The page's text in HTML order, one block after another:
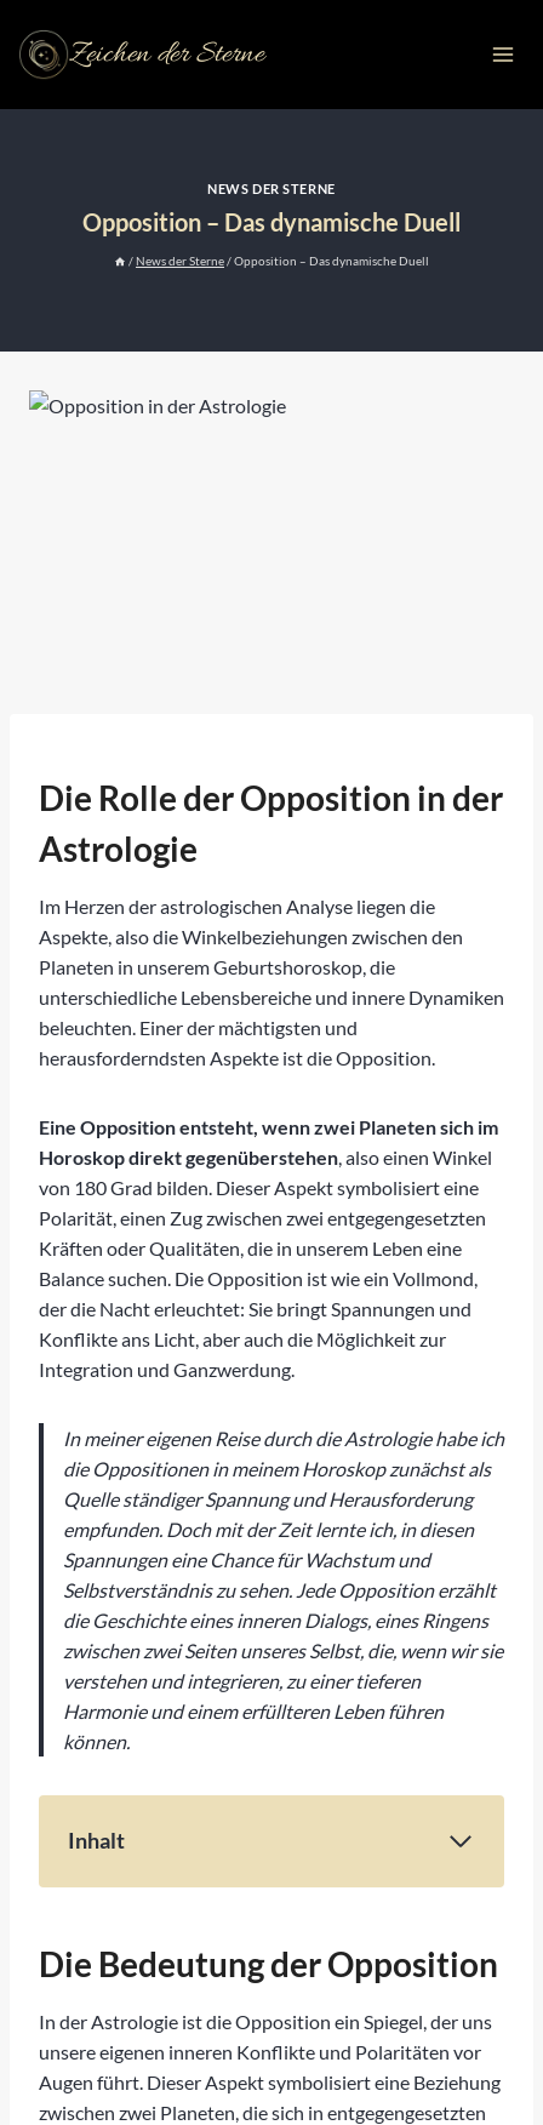
Inhalt
springenZeichen der Sterne
NEWS DER STERNE
Opposition – Das dynamische Duell
/News der Sterne/Opposition – Das dynamische Duell
Die Rolle der Opposition in der
Astrologie
Im Herzen der astrologischen Analyse liegen die
Aspekte, also die Winkelbeziehungen zwischen den
Planeten in unserem Geburtshoroskop, die
unterschiedliche Lebensbereiche und innere Dynamiken
beleuchten. Einer der mächtigsten und
herausforderndsten Aspekte ist die Opposition.
Eine Opposition entsteht, wenn zwei Planeten sich im
Horoskop direkt gegenüberstehen , also einen Winkel
von 180 Grad bilden. Dieser Aspekt symbolisiert eine
Polarität, einen Zug zwischen zwei entgegengesetzten
Kräften oder Qualitäten, die in unserem Leben eine
Balance suchen. Die Opposition ist wie ein Vollmond,
der die Nacht erleuchtet: Sie bringt Spannungen und
Konflikte ans Licht, aber auch die Möglichkeit zur
Integration und Ganzwerdung.
In meiner eigenen Reise durch die Astrologie habe ich
die Oppositionen in meinem Horoskop zunächst als
Quelle ständiger Spannung und Herausforderung
empfunden. Doch mit der Zeit lernte ich, in diesen
Spannungen eine Chance für Wachstum und
Selbstverständnis zu sehen. Jede Opposition erzählt
die Geschichte eines inneren Dialogs, eines Ringens
zwischen zwei Seiten unseres Selbst, die, wenn wir sie
verstehen und integrieren, zu einer tieferen
Harmonie und einem erfüllteren Leben führen
können.
Inhalt
Beispiele für Oppositionen in der Astrologie
Fazit
Die Bedeutung der Opposition
In der Astrologie ist die Opposition ein Spiegel, der uns
unsere eigenen inneren Konflikte und Polaritäten vor
Augen führt. Dieser Aspekt symbolisiert eine Beziehung
zwischen zwei Planeten, die sich in entgegengesetzten